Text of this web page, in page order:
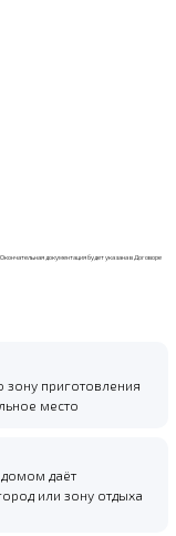
документация будет указана в Договоре
зону приготовления
место
домом даёт
или зону отдыха